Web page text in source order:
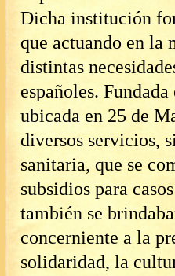
Dicha institución
que actuando en la
distintas
españoles.
ubicada en 25 de
diversos servicios,
sanitaria, que se
subsidios para
también se
concerniente a la
solidaridad, la